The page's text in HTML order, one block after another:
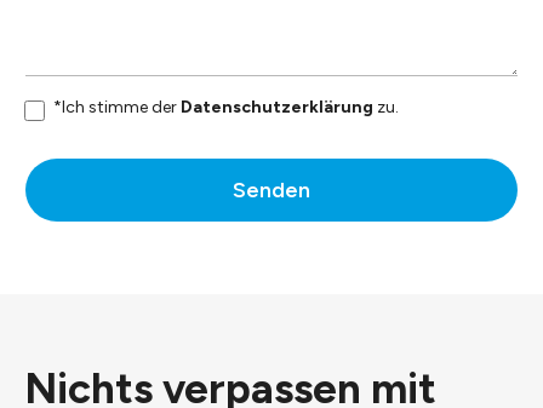
*Ich stimme der Datenschutzerklärung zu.
Senden
Nichts verpassen mit